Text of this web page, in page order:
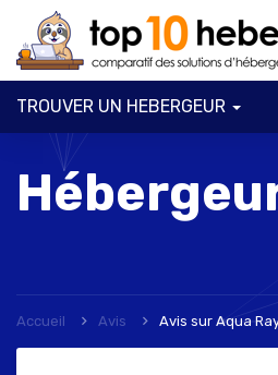
TROUVER UN HEBERGEUR
Accueil Avis Avis sur Aqua